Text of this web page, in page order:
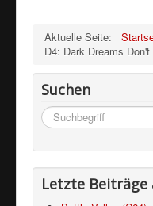
Aktuelle Seite:
D4: Dark Dreams Don't
Suchen
Suchen
...
Letzte Beiträge